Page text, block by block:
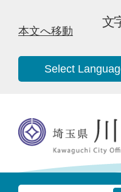
本文へ移動
文
Select